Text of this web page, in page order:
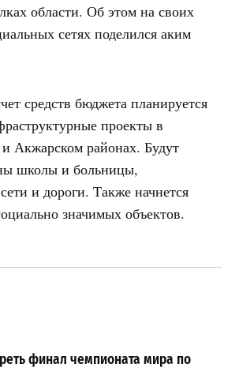
области. Об этом на своих
сетях поделился аким
средств бюджета планируется
проекты в
Акжарском районах. Будут
школы и больницы,
и дороги. Также начнется
значимых объектов.
финал чемпионата мира по